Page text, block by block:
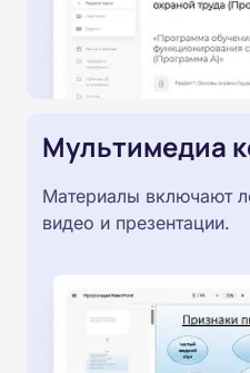
Мультимедиа
Материалы включают
видео и презентации.